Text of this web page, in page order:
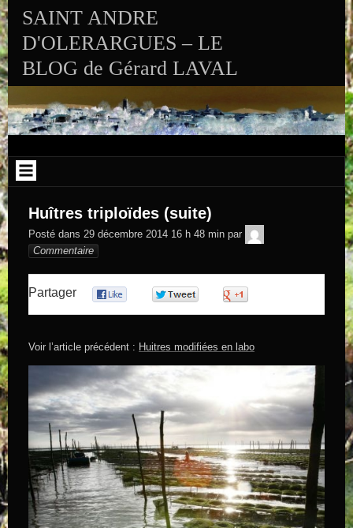
SAINT ANDRE
D'OLERARGUES – LE
BLOG de Gérard LAVAL
Huîtres triploïdes (suite)
Posté dans 29 décembre 2014 16 h 48 min par
Commentaire
Partager
Voir l’article précédent : Huitres modifiées en labo